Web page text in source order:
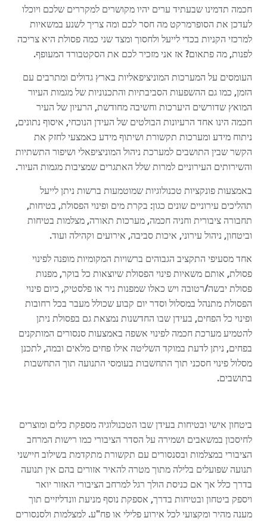
חכמה תדמינו שבעתיד ערים יהיו מקושרים למקררים שלכם ויוכלו
לעדכן את הסופרמרקט מה חסר לכם ומה צריך לשנע במשאיות
למרכזי הקניות בכדי לייעל ולחסוך ומצד שני כמה פסולת היא צריכה
לפנות, מה פתאום? אז אני מזכיר לכם את הסקטבורד המעופף.
העומסים על המערכות המוניציפאליות בארץ גדולים ומתרבים עם
הזמן, כמו גם ההשפעות הסביבתיות והתכנוניות של מגמות העיור
המואץ שדורשים היערכות וחשיבה מחודשת, הרעיון של העיר
חכמה הינו אחד הרעיונות הבולטים של העידן הנוכחי, איסוף נתונים,
ניתוח מידע ומערכות תקשורת ושיתוף מידע כאמצעי לחזק את
הקשר שבין התושבים למערכת ניהול המוניציפאלי ושיפור התשתיות
והשירותים העירוניים למרות שלל האתגרים שמציבות מגמות העיור.
באמצעות פונקציות טכנולוגיות שמוטמעות ברשות ניתן לייעל
תהליכים עירוניים שונים כגון: בקרת מים ופינוי הפסולת, בטיחות,
תחבורה ציבורית וחניה חכמה, מערכות תאורה, מצלמות בטיחות
וביטחון, ניהול עירוני, איכות סביבה, אירועים וקהילה ועוד.
אחד מסעיפי התקציב הגבוהים ברשויות המקומיות מופנה לפינוי
פסולת, אותם משאיות פינוי הפסולת שיוצאות כל בוקר, מפנות
פסולת יבשה/רטובה ויש כאלו שמפנות ניר או פלסטיק, כיום פינוי
הפסולת מתנהל במסלול וסדר יום קבוע שכולל מעבר בכל רחובות
ופינוי כל הפחים, בעידן שבו החדשנות נמצאת גם בפסולת ניתן
להטמיע מערכת חכמה לפינוי אשפה באמצעות סנסורים המותקנים
בפחים, ניתן לדעת במוקד השליטה אילו פחים מלאים ובמה, לתכנן
מסלול פינוי חסכני תוך התחשבות בעומסי התנועה תוך התחשבות
בתושבים.
ביטחון אישי ובטיחות בעידן שבו הטכנולוגיה מספקת כלים ומוצרים
לחיסכון במשאבים ושמירה על הסדר הציבורי כמו רישות המרחב
הציבורי במצלמות ובסנסורים עם תקשורת מתקדמת בשילוב חיישני
תנועה שפועלים בלילה מתוך מטרה להאיר אזורים בהם אין תנועה
בדרך כלל אך אם כניסת הולך רגל למרחב הציבורי האזור יואר
ויספק ביטחון ובטיחות בדרך, אספקת נוסף מניעת וונדליזיים תוך
מענה מהיר ומקצועי לכל אירוע פלילי או פח"ע. למצלמות ולסנסורים